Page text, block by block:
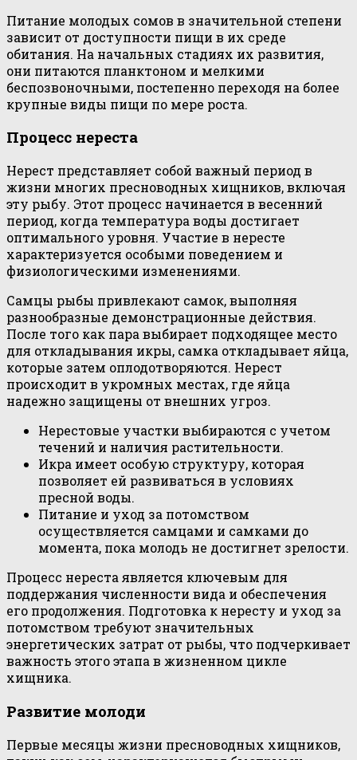
Питание молодых сомов в значительной степени
зависит от доступности пищи в их среде
обитания. На начальных стадиях их развития,
они питаются планктоном и мелкими
беспозвоночными, постепенно переходя на более
крупные виды пищи по мере роста.
Процесс нереста
Нерест представляет собой важный период в
жизни многих пресноводных хищников, включая
эту рыбу. Этот процесс начинается в весенний
период, когда температура воды достигает
оптимального уровня. Участие в нересте
характеризуется особыми поведением и
физиологическими изменениями.
Самцы рыбы привлекают самок, выполняя
разнообразные демонстрационные действия.
После того как пара выбирает подходящее место
для откладывания икры, самка откладывает яйца,
которые затем оплодотворяются. Нерест
происходит в укромных местах, где яйца
надежно защищены от внешних угроз.
Нерестовые участки выбираются с учетом
течений и наличия растительности.
Икра имеет особую структуру, которая
позволяет ей развиваться в условиях
пресной воды.
Питание и уход за потомством
осуществляется самцами и самками до
момента, пока молодь не достигнет зрелости.
Процесс нереста является ключевым для
поддержания численности вида и обеспечения
его продолжения. Подготовка к нересту и уход за
потомством требуют значительных
энергетических затрат от рыбы, что подчеркивает
важность этого этапа в жизненном цикле
хищника.
Развитие молоди
Первые месяцы жизни пресноводных хищников,